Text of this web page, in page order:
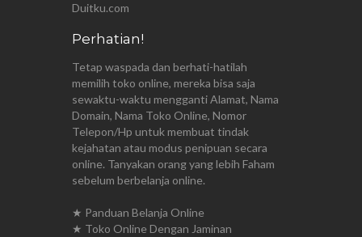
Duitku.com
Perhatian!
Tetap waspada dan berhati-hatilah
memilih toko online, mereka bisa saja
sewaktu-waktu mengganti Alamat, Nama
Domain, Nama Toko Online, Nomor
Telepon/Hp untuk membuat tindak
kejahatan atau modus penipuan secara
online. Tanyakan orang yang lebih Faham
sebelum berbelanja online.
★ Panduan Belanja Online
★ Toko Online Dengan Jaminan